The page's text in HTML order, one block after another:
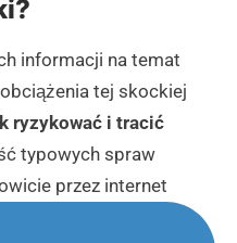
informacji na temat
tej skockiej
ryzykować i tracić
typowych spraw
przez internet